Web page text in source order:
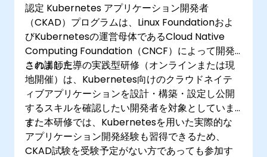
認定 Kubernetes アプリケーション開発者
（CKAD）プログラムは、Linux Foundationおよ
びKubernetesの運営母体であるCloud Native
Computing Foundation（CNCF）によって開発
されました。
この講師主導の実践型研修（オンラインまたは現
地開催）は、Kubernetes向けのクラウドネイテ
ィブアプリケーションを設計・構築・設定し公開
するスキルを確認したい開発者を対象としていま
す。
また本研修では、Kubernetesを用いた実際的な
アプリケーション開発経験も習得できるため、
CKAD試験を受験予定がない方であっても参加す